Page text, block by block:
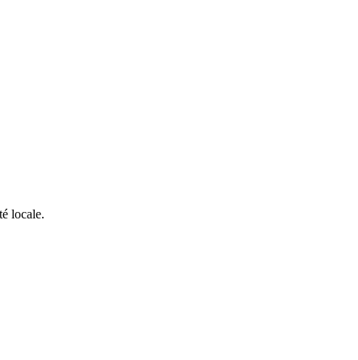
locale.